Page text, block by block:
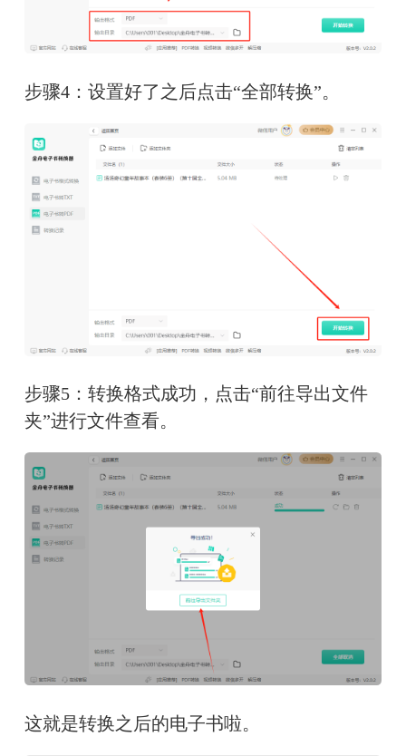
步骤4：设置好了之后点击“全部转换”。
步骤5：转换格式成功，点击“前往导出文件
夹”进行文件查看。
这就是转换之后的电子书啦。